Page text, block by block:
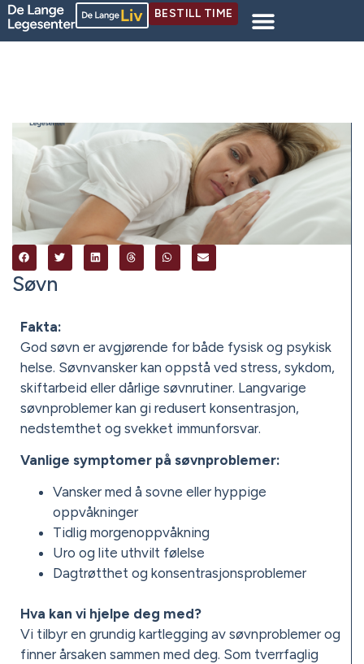
BESTILL TIME
Søvn
Fakta:
God søvn er avgjørende for både fysisk og psykisk
helse. Søvnvansker kan oppstå ved stress, sykdom,
skiftarbeid eller dårlige søvnrutiner. Langvarige
søvnproblemer kan gi redusert konsentrasjon,
nedstemthet og svekket immunforsvar.
Vanlige symptomer på søvnproblemer:
Vansker med å sovne eller hyppige
oppvåkninger
Tidlig morgenoppvåkning
Uro og lite uthvilt følelse
Dagtrøtthet og konsentrasjonsproblemer
Hva kan vi hjelpe deg med?
Vi tilbyr en grundig kartlegging av søvnproblemer og
finner årsaken sammen med deg. Som tverrfaglig